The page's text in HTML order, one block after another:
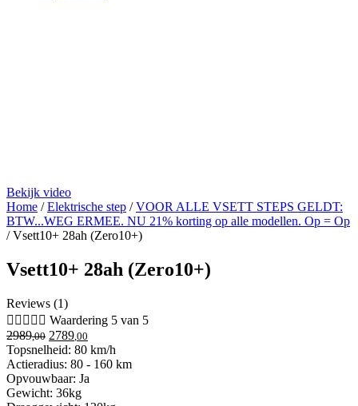
Bekijk video
Home /Elektrische step /VOOR ALLE VSETT STEPS GELDT:
BTW...WEG ERMEE. NU 21% korting op alle modellen. Op = Op
/Vsett10+ 28ah (Zero10+)
Vsett10+ 28ah (Zero10+)
Reviews (1)
     Waardering 5 van 5
2989,00 Oorspronkelijke
prijs
was:
2989,00.
2789 ,00
prijs
is:
2789,00.
Topsnelheid: 80 km/h
Actieradius: 80 - 160 km
Opvouwbaar: Ja
Gewicht: 36kg